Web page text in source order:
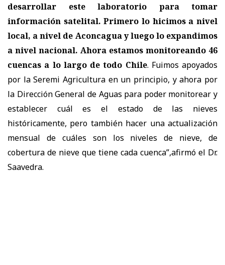
desarrollar este laboratorio para tomar
información satelital. Primero lo hicimos a nivel
local, a nivel de Aconcagua y luego lo expandimos
a nivel nacional. Ahora estamos monitoreando 46
cuencas a lo largo de todo Chile. Fuimos apoyados
por la Seremi Agricultura en un principio, y ahora por
la Dirección General de Aguas para poder monitorear y
establecer cuál es el estado de las nieves
históricamente, pero también hacer una actualización
mensual de cuáles son los niveles de nieve, de
cobertura de nieve que tiene cada cuenca”,afirmó el Dr.
Saavedra.